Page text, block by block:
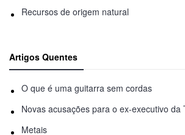
Recursos de origem natural
Artigos Quentes
O que é uma guitarra sem cordas
Metais